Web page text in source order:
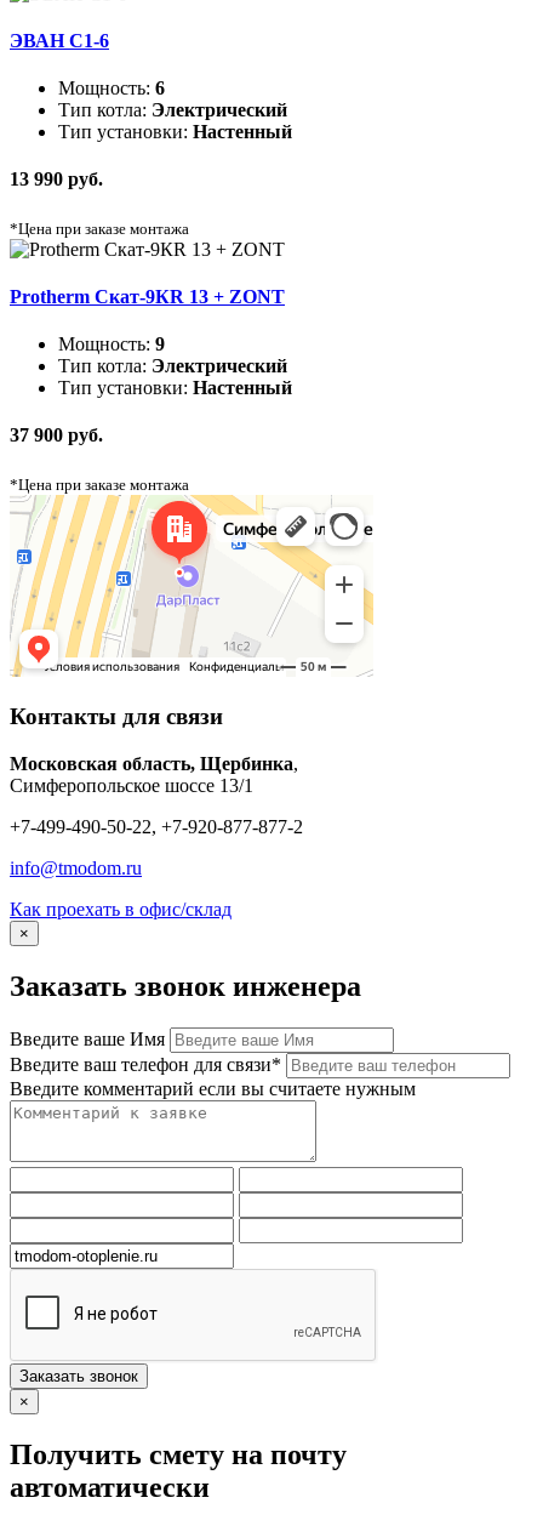
ЭВАН C1-6
Мощность: 6
Тип котла: Электрический
Тип установки: Настенный
13 990 руб.
*Цена при заказе монтажа
Protherm Скат-9КR 13 + ZONT
Мощность: 9
Тип котла: Электрический
Тип установки: Настенный
37 900 руб.
*Цена при заказе монтажа
Контакты для связи
Московская область, Щербинка,
Симферопольское шоссе 13/1
+7-499-490-50-22, +7-920-877-877-2
info@tmodom.ru
Как проехать в офис/склад
×
Заказать звонок инженера
Введите ваше Имя
Введите ваш телефон для связи*
Введите комментарий если вы считаете нужным
Заказать звонок
×
Получить смету на почту
автоматически